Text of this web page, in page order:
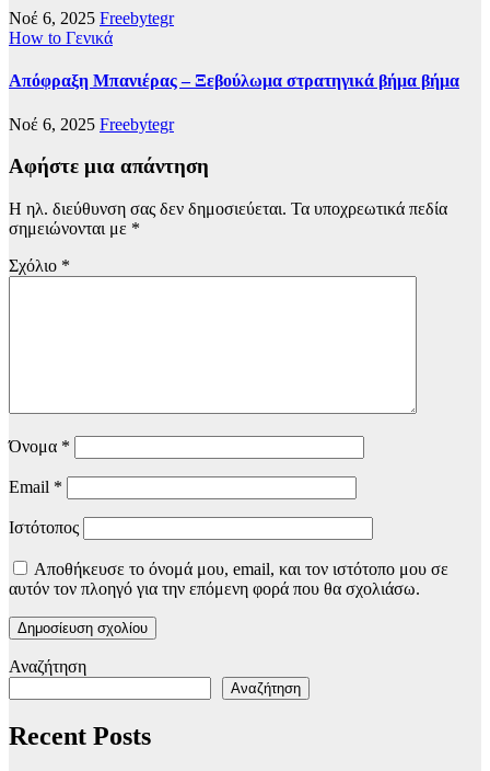
Νοέ 6, 2025 Freebytegr
How to Γενικά
Απόφραξη Μπανιέρας – Ξεβούλωμα στρατηγικά βήμα βήμα
Νοέ 6, 2025 Freebytegr
Αφήστε μια απάντηση
Η ηλ. διεύθυνση σας δεν δημοσιεύεται. Τα υποχρεωτικά πεδία
σημειώνονται με *
Σχόλιο *
Όνομα *
Email *
Ιστότοπος
Αποθήκευσε το όνομά μου, email, και τον ιστότοπο μου σε
αυτόν τον πλοηγό για την επόμενη φορά που θα σχολιάσω.
Αναζήτηση
Αναζήτηση
Recent Posts